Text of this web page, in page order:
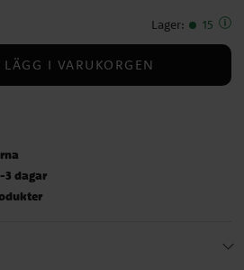
Lager: 15
LÄGG I VARUKORGEN
3 dagar